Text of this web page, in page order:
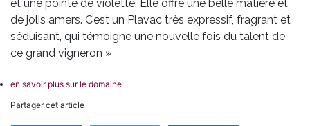
et une pointe de violette. Elle offre une belle matière et
de jolis amers. C’est un Plavac très expressif, fragrant et
séduisant, qui témoigne une nouvelle fois du talent de
ce grand vigneron »
en savoir plus sur le domaine
Partager cet article